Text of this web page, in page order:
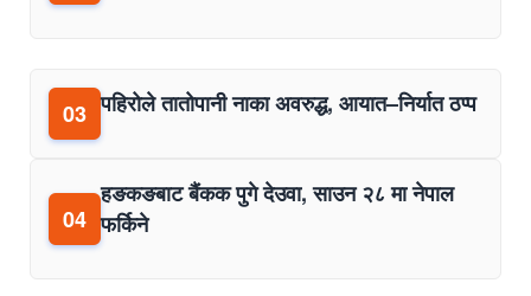
03 पहिरोले तातोपानी नाका अवरुद्ध, आयात–निर्यात ठप्प
04
हङकङबाट बैंकक पुगे देउवा, साउन २८ मा नेपाल
फर्किने